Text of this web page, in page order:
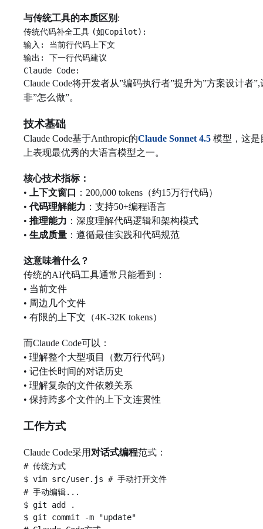
与传统工具的本质区别 :
传统代码补全工具 (如Copilot):
输入 : 当前行代码上下文
输出 : 下一行代码建议
Claude Code:
Claude Code将开发者从”编码执行者”提升为”方案设计者
非”怎么做”。
技术基础
Claude Code基于Anthropic的Claude Sonnet 4.5 模型，这是
上表现最优秀的大语言模型之一。
核心技术指标：
•
上下文窗口
：200,000 tokens（约15万行代码）
• 代码理解能力 ：支持50+编程语言
• 推理能力 ：深度理解代码逻辑和架构模式
• 生成质量 ：遵循最佳实践和代码规范
这意味着什么？
传统的AI代码工具通常只能看到：
• 当前文件
• 周边几个文件
• 有限的上下文（4K-32K tokens）
而Claude Code可以：
• 理解整个大型项目（数万行代码）
• 记住长时间的对话历史
• 理解复杂的文件依赖关系
• 保持跨多个文件的上下文连贯性
工作方式
Claude Code采用 对话式编程范式：
# 传统方式
$ vim src/user.js # 手动打开文件
# 手动编辑...
$ git add .
$ git commit -m "update"